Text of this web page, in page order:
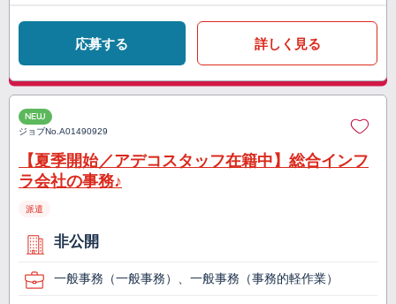
応募する 詳しく見る
NEW
ジョブNo.A01490929
【夏季開始／アデコスタッフ在籍中】総合インフ
ラ会社の事務♪
派遣
非公開
一般事務（一般事務）、一般事務（事務的軽作業）